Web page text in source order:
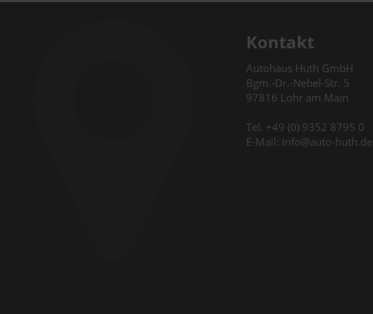
Kontakt
Autohaus Huth GmbH
Bgm.-Dr.-Nebel-Str. 5
97816 Lohr am Main
Tel. +49 (0) 9352 8795 0
E-Mail: info@auto-huth.de